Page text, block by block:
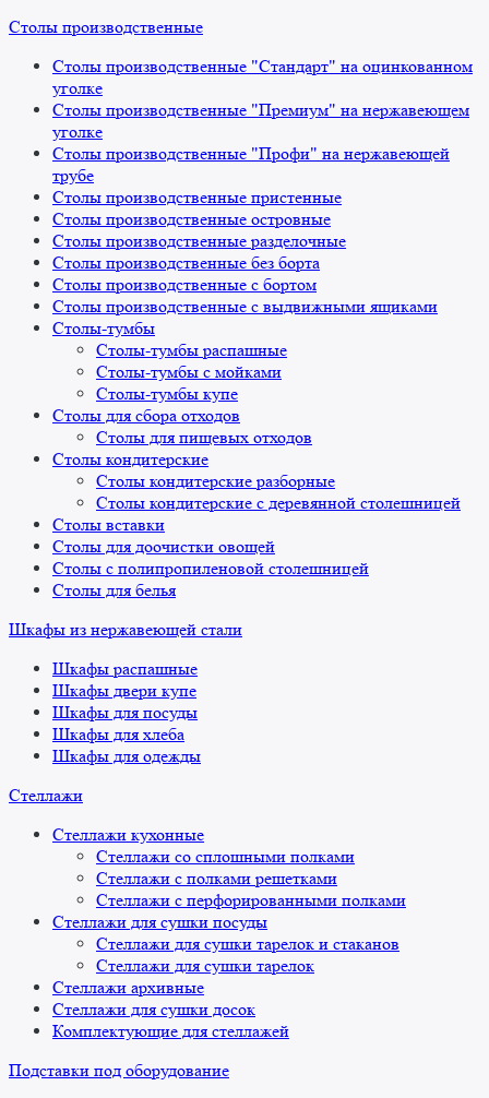
Столы производственные
Столы производственные "Стандарт" на оцинкованном
уголке
Столы производственные "Премиум" на нержавеющем
уголке
Столы производственные "Профи" на нержавеющей
трубе
Столы производственные пристенные
Столы производственные островные
Столы производственные разделочные
Столы производственные без борта
Столы производственные с бортом
Столы производственные с выдвижными ящиками
Столы-тумбы
Столы-тумбы распашные
Столы-тумбы с мойками
Столы-тумбы купе
Столы для сбора отходов
Столы для пищевых отходов
Столы кондитерские
Столы кондитерские разборные
Столы кондитерские с деревянной столешницей
Столы вставки
Столы для доочистки овощей
Столы с полипропиленовой столешницей
Столы для белья
Шкафы из нержавеющей стали
Шкафы распашные
Шкафы двери купе
Шкафы для посуды
Шкафы для хлеба
Шкафы для одежды
Стеллажи
Стеллажи кухонные
Стеллажи со сплошными полками
Стеллажи с полками решетками
Стеллажи с перфорированными полками
Стеллажи для сушки посуды
Стеллажи для сушки тарелок и стаканов
Стеллажи для сушки тарелок
Стеллажи архивные
Стеллажи для сушки досок
Комплектующие для стеллажей
Подставки под оборудование